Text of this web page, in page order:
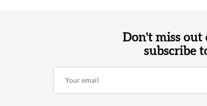
Don't miss out
subscribe